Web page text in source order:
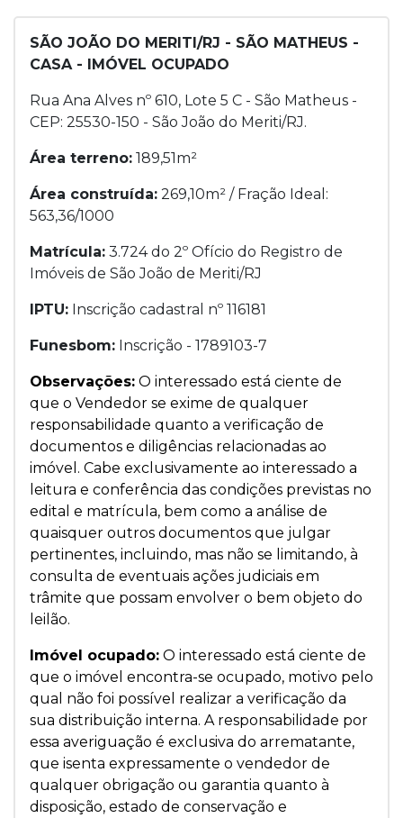
SÃO JOÃO DO MERITI/RJ - SÃO MATHEUS -
CASA - IMÓVEL OCUPADO
Rua Ana Alves nº 610, Lote 5 C - São Matheus -
CEP: 25530-150 - São João do Meriti/RJ.
Área terreno: 189,51m²
Área construída: 269,10m² / Fração Ideal:
563,36/1000
Matrícula: 3.724 do 2º Ofício do Registro de
Imóveis de São João de Meriti/RJ
IPTU: Inscrição cadastral nº 116181
Funesbom: Inscrição - 1789103-7
Observações: O interessado está ciente de
que o Vendedor se exime de qualquer
responsabilidade quanto a verificação de
documentos e diligências relacionadas ao
imóvel. Cabe exclusivamente ao interessado a
leitura e conferência das condições previstas no
edital e matrícula, bem como a análise de
quaisquer outros documentos que julgar
pertinentes, incluindo, mas não se limitando, à
consulta de eventuais ações judiciais em
trâmite que possam envolver o bem objeto do
leilão.
Imóvel ocupado: O interessado está ciente de
que o imóvel encontra-se ocupado, motivo pelo
qual não foi possível realizar a verificação da
sua distribuição interna. A responsabilidade por
essa averiguação é exclusiva do arrematante,
que isenta expressamente o vendedor de
qualquer obrigação ou garantia quanto à
disposição, estado de conservação e